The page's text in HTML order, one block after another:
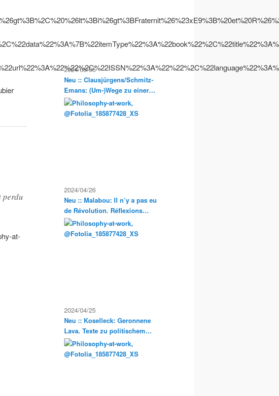
perdu
at-
2024/05/06
Neu :: Clausjürgens/Schmitz-
Emans: (Um-)Wege zu einer
Sozialphilosophie der
Postmoderne. Philosophische
2024/04/26
Neu :: Malabou: Il n’y a pas eu
de Révolution. Réflexions
anarchistes sur la propriété et
la condition servile en France
2024/04/25
Neu :: Koselleck: Geronnene
Lava. Texte zu politischem
Totenkult und Erinnerung